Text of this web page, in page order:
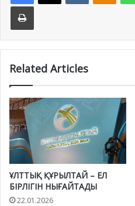
Print
Related Articles
ҰЛТТЫҚ ҚҰРЫЛТАЙ – ЕЛ
БІРЛІГІН НЫҒАЙТАДЫ
22.01.2026